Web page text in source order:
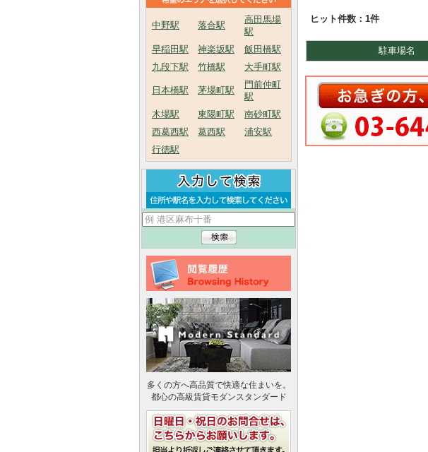
中野駅 落合駅
高田馬場
駅
早稲田駅
神楽坂駅
飯田橋駅
九段下駅
竹橋駅 大手町駅
日本橋駅 茅場町駅
門前仲町
駅
木場駅
東陽町駅
南砂町駅
西葛西駅
葛西駅
浦安駅
行徳駅
多くの方へ高品質で快適な住まいを。
都心の高級賃貸モダンスタンダード
ヒット件数： 1件
駐車場名